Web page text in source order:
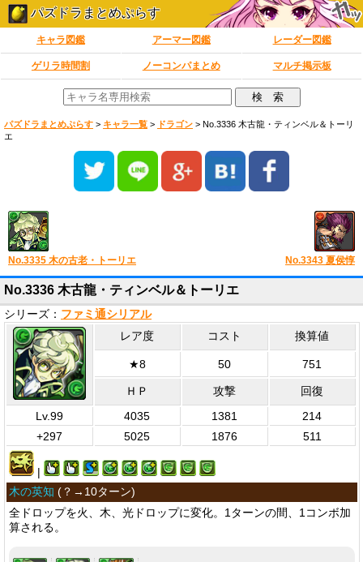
パズドラまとめぷらす
キャラ図鑑 アーマー図鑑 レーダー図鑑
ゲリラ時間割 ノーコンパまとめ マルチ掲示板
パズドラまとめぷらす > キャラ一覧 > ドラゴン > No.3336 木古龍・ティンベル＆トーリ
エ
No.3335 木の古老・トーリエ No.3343 夏侯惇
No.3336 木古龍・ティンベル＆トーリエ
シリーズ： ファミ通シリアル
レア度 コスト 換算値
★8 50 751
ＨＰ 攻撃
回復
Lv.99
4035 1381
214
+297
5025 1876 511
|
木の英知 (？→10ターン)
全ドロップを火、木、光ドロップに変化。1ターンの間、1コンボ加
算される。